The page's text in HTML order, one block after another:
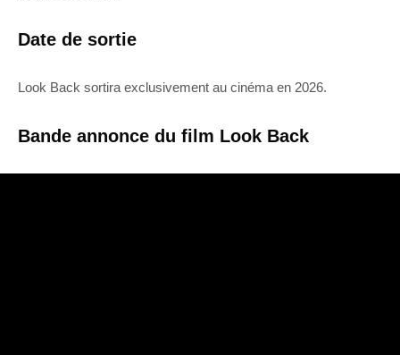
Date de sortie
Look Back sortira exclusivement au cinéma en 2026.
Bande annonce du film Look Back